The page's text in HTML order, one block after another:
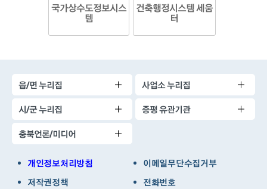
국가상수도정보시스
템
건축행정시스템 세움
터
읍/면 누리집
사업소 누리집
시/군 누리집
증평 유관기관
충북언론/미디어
개인정보처리방침
이메일무단수집거부
저작권정책
전화번호